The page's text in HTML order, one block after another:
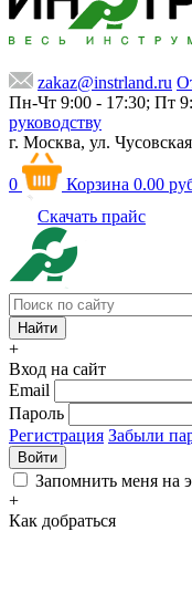
zakaz@instrland.ru
Пн-Чт 9:00 - 17:30; Пт
руководству
г. Москва, ул.
0 Корзина 0.00
Скачать прайс
+
Вход на сайт
Email
Пароль
Регистрация Забыли
Войти
Запомнить меня на
+
Как добраться